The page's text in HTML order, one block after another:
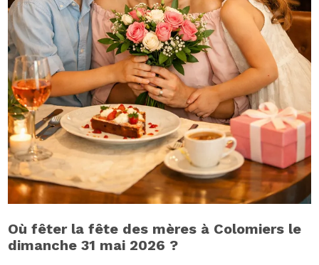
Où fêter la fête des mères à Colomiers le
dimanche 31 mai 2026 ?